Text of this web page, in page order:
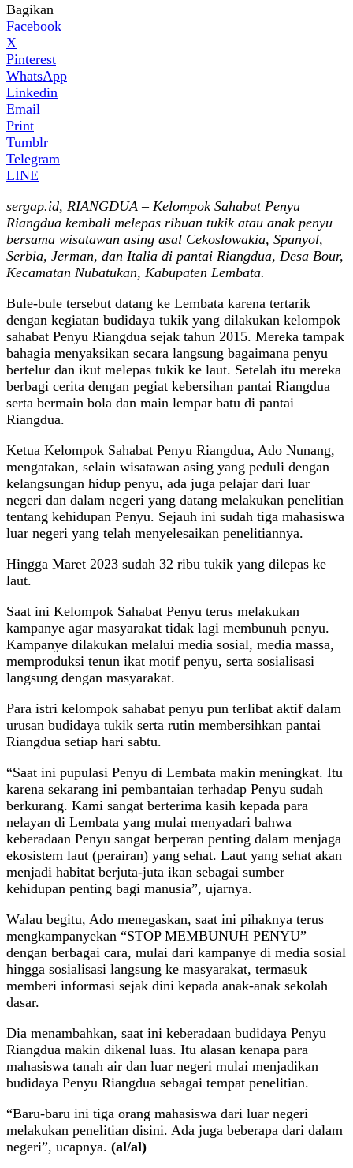
Bagikan
Facebook
X
Pinterest
WhatsApp
Linkedin
Email
Print
Tumblr
Telegram
LINE
sergap.id, RIANGDUA – Kelompok Sahabat Penyu
Riangdua kembali melepas ribuan tukik atau anak penyu
bersama wisatawan asing asal Cekoslowakia, Spanyol,
Serbia, Jerman, dan Italia di pantai Riangdua, Desa Bour,
Kecamatan Nubatukan, Kabupaten Lembata.
Bule-bule tersebut datang ke Lembata karena tertarik
dengan kegiatan budidaya tukik yang dilakukan kelompok
sahabat Penyu Riangdua sejak tahun 2015. Mereka tampak
bahagia menyaksikan secara langsung bagaimana penyu
bertelur dan ikut melepas tukik ke laut. Setelah itu mereka
berbagi cerita dengan pegiat kebersihan pantai Riangdua
serta bermain bola dan main lempar batu di pantai
Riangdua.
Ketua Kelompok Sahabat Penyu Riangdua, Ado Nunang,
mengatakan, selain wisatawan asing yang peduli dengan
kelangsungan hidup penyu, ada juga pelajar dari luar
negeri dan dalam negeri yang datang melakukan penelitian
tentang kehidupan Penyu. Sejauh ini sudah tiga mahasiswa
luar negeri yang telah menyelesaikan penelitiannya.
Hingga Maret 2023 sudah 32 ribu tukik yang dilepas ke
laut.
Saat ini Kelompok Sahabat Penyu terus melakukan
kampanye agar masyarakat tidak lagi membunuh penyu.
Kampanye dilakukan melalui media sosial, media massa,
memproduksi tenun ikat motif penyu, serta sosialisasi
langsung dengan masyarakat.
Para istri kelompok sahabat penyu pun terlibat aktif dalam
urusan budidaya tukik serta rutin membersihkan pantai
Riangdua setiap hari sabtu.
“Saat ini pupulasi Penyu di Lembata makin meningkat. Itu
karena sekarang ini pembantaian terhadap Penyu sudah
berkurang. Kami sangat berterima kasih kepada para
nelayan di Lembata yang mulai menyadari bahwa
keberadaan Penyu sangat berperan penting dalam menjaga
ekosistem laut (perairan) yang sehat. Laut yang sehat akan
menjadi habitat berjuta-juta ikan sebagai sumber
kehidupan penting bagi manusia”, ujarnya.
Walau begitu, Ado menegaskan, saat ini pihaknya terus
mengkampanyekan “STOP MEMBUNUH PENYU”
dengan berbagai cara, mulai dari kampanye di media sosial
hingga sosialisasi langsung ke masyarakat, termasuk
memberi informasi sejak dini kepada anak-anak sekolah
dasar.
Dia menambahkan, saat ini keberadaan budidaya Penyu
Riangdua makin dikenal luas. Itu alasan kenapa para
mahasiswa tanah air dan luar negeri mulai menjadikan
budidaya Penyu Riangdua sebagai tempat penelitian.
“Baru-baru ini tiga orang mahasiswa dari luar negeri
melakukan penelitian disini. Ada juga beberapa dari dalam
negeri”, ucapnya. (al/al)